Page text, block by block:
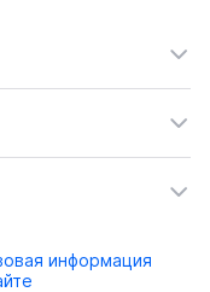
информация